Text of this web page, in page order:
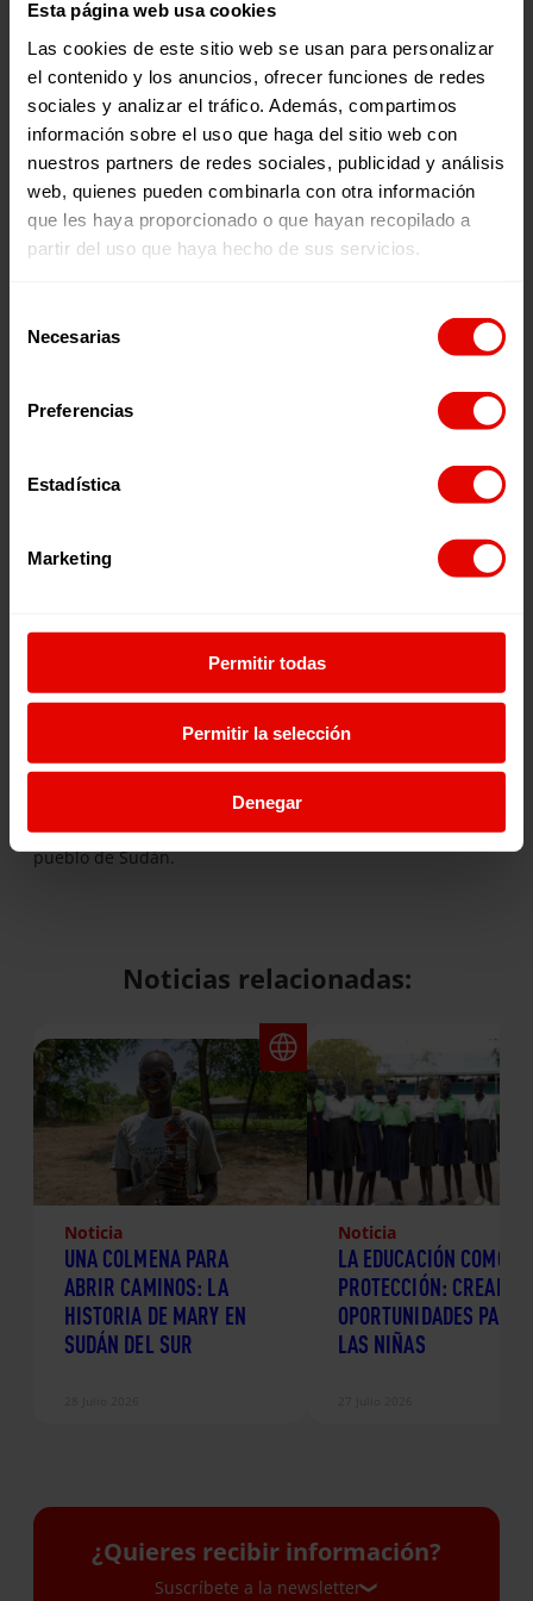
Esta página web usa cookies
Las cookies de este sitio web se usan para personalizar
el contenido y los anuncios, ofrecer funciones de redes
sociales y analizar el tráfico. Además, compartimos
información sobre el uso que haga del sitio web con
nuestros partners de redes sociales, publicidad y análisis
web, quienes pueden combinarla con otra información
que les haya proporcionado o que hayan recopilado a
partir del uso que haya hecho de sus servicios.
Necesarias
Preferencias
Estadística
Marketing
Permitir todas
Permitir la selección
Denegar
extremadamente difíciles.
Una infancia sin escuela
En el centro de tránsito, los hijos de Musa tienen acceso a
espacios adaptados para niños, pero no reciben
educación formal:
«Mis gemelos tienen un espacio donde pueden jugar y
estar tranquilos, pero no van a la escuela. Yo espero que
El acceso a la educación es un derecho que se les niega a
internacional
El conflicto en Sudán ha dejado una huella devastadora y
para ofrecer ayuda, pero los recursos siguen siendo
insuficientes ante las crecientes necesidades.
Dos años después, sigue siendo urgente una respuesta
internacional decidida para apoyar a las personas
desplazadas y garantizar su acceso a ayuda humanitaria,
educación y atención médica. La comunidad internacional
promoviendo un esfuerzo diplomático que ponga fin a la
violencia y que busque soluciones sostenibles para el
pueblo de Sudán.
Noticias relacionadas:
Noticia
UNA COLMENA PARA
ABRIR CAMINOS: LA
HISTORIA DE MARY EN
SUDÁN DEL SUR
Noticia
LA EDUCACIÓN COMO
PROTECCIÓN: CREANDO
OPORTUNIDADES PARA
LAS NIÑAS
¿Quieres recibir información?
Suscríbete a la newsletter